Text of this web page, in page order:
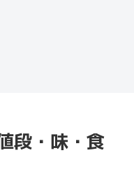
段・味・食